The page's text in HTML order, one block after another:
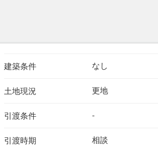
建築条件 なし
土地現況 更地
引渡条件 -
引渡時期
相談